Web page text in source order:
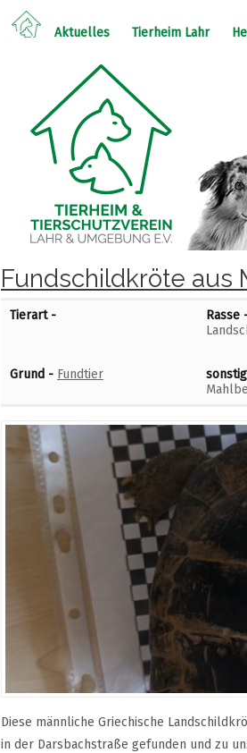
Aktuelles Tierheim Lahr
Fundschildkröte aus
Tierart -
Rasse
Grund - Fundtier
Diese männliche Griechische
in der Darsbachstraße gefunden und zu